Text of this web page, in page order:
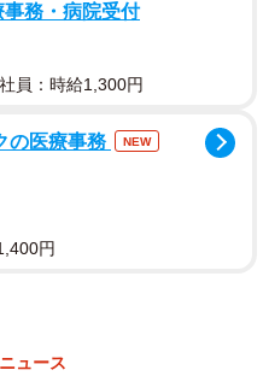
は削除されている。
さを生かしたキャンドルス
。13年GPファイナル、14年
銀メダルを獲得し、ソチ五
貢献した。15歳249日での
少記録だった。その後、摂
いた。
務・病院受付
員：時給1,300円
の医療事務 NEW
円
ュース